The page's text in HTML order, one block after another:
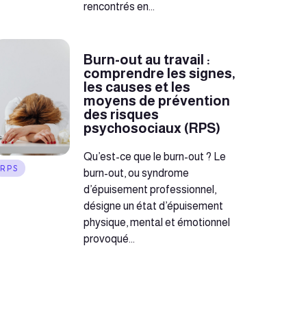
rencontrés en...
RPS
Burn-out au travail :
comprendre les signes,
les causes et les
moyens de prévention
des risques
psychosociaux (RPS)
Qu’est-ce que le burn-out ? Le
burn-out, ou syndrome
d’épuisement professionnel,
désigne un état d’épuisement
physique, mental et émotionnel
provoqué...